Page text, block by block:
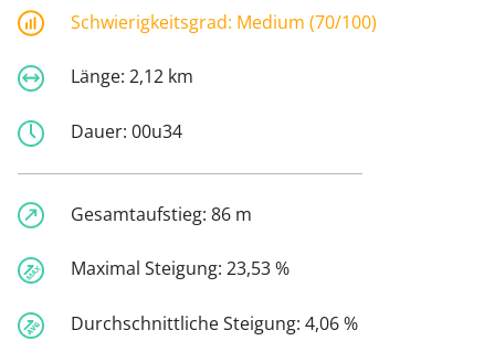
Schwierigkeitsgrad: Medium (70/100)
Länge: 2,12 km
Dauer: 00u34
Gesamtaufstieg: 86 m
Maximal Steigung: 23,53 %
Durchschnittliche Steigung: 4,06 %